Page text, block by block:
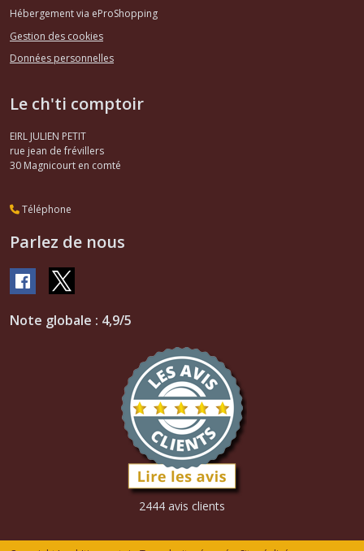
Hébergement via eProShopping
Gestion des cookies
Données personnelles
Le ch'ti comptoir
EIRL JULIEN PETIT
rue jean de frévillers
30 Magnicourt en comté
Téléphone
Parlez de nous
Note globale : 4,9/5
2444 avis clients